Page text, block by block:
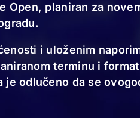
Open, planiran za
i uloženim
terminu i
je odlučeno da se